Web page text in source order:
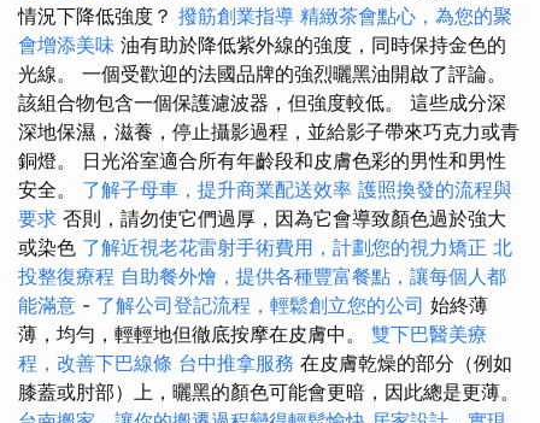
情況下降低強度？ 撥筋創業指導 精緻茶會點心，為您的聚
會增添美味 油有助於降低紫外線的強度，同時保持金色的
光線。 一個受歡迎的法國品牌的強烈曬黑油開啟了評論。
該組合物包含一個保護濾波器，但強度較低。 這些成分深
深地保濕，滋養，停止攝影過程，並給影子帶來巧克力或青
銅燈。 日光浴室適合所有年齡段和皮膚色彩的男性和男性
安全。 了解子母車，提升商業配送效率 護照換發的流程與
要求 否則，請勿使它們過厚，因為它會導致顏色過於強大
或染色 了解近視老花雷射手術費用，計劃您的視力矯正 北
投整復療程 自助餐外燴，提供各種豐富餐點，讓每個人都
能滿意 - 了解公司登記流程，輕鬆創立您的公司 始終薄
薄，均勻，輕輕地但徹底按摩在皮膚中。 雙下巴醫美療
程，改善下巴線條 台中推拿服務 在皮膚乾燥的部分（例如
膝蓋或肘部）上，曬黑的顏色可能會更暗，因此總是更薄。